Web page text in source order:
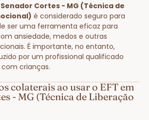
Senador Cortes - MG (Técnica de
é considerado seguro para
ser uma ferramenta eficaz para
ansiedade, medos e outras
É importante, no entanto,
por um profissional qualificado
crianças.
colaterais ao usar o EFT em
- MG (Técnica de Liberação